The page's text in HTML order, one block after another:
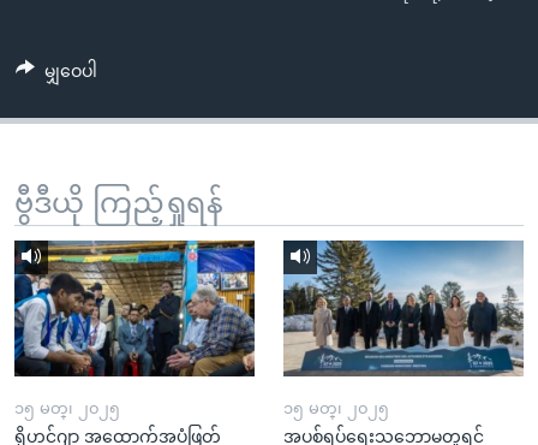
ရှာဖွေ
နေရာ
သို့
ကျော်
ရန်
မျှဝေပါ
ဗွီဒီယို ကြည့်ရှုရန်
၁၅ မတ္၊ ၂၀၂၅
ရိုဟင်ဂျာ အထောက်အပံ့ဖြတ်
၁၅ မတ္၊ ၂၀၂၅
အပစ်ရပ်ရေးသဘောမတူရင်